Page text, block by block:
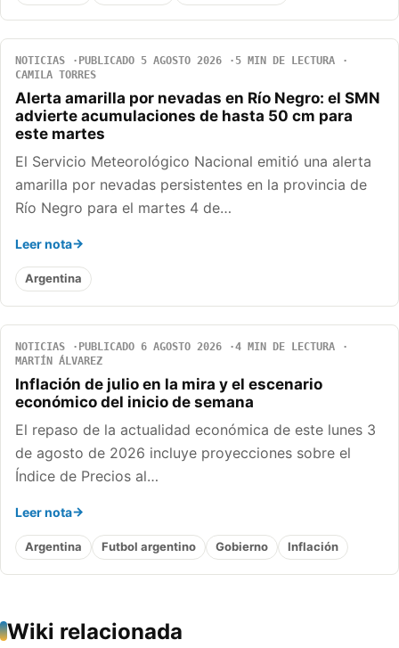
NOTICIAS PUBLICADO 5 AGOSTO 2026
5 MIN DE LECTURA
CAMILA TORRES
Alerta amarilla por nevadas en Río Negro: el SMN
advierte acumulaciones de hasta 50 cm para
este martes
El Servicio Meteorológico Nacional emitió una alerta
amarilla por nevadas persistentes en la provincia de
Río Negro para el martes 4 de…
Leer nota
Argentina
NOTICIAS PUBLICADO 6 AGOSTO 2026
4 MIN DE LECTURA
MARTÍN ÁLVAREZ
Inflación de julio en la mira y el escenario
económico del inicio de semana
El repaso de la actualidad económica de este lunes 3
de agosto de 2026 incluye proyecciones sobre el
Índice de Precios al…
Leer nota
Argentina Futbol argentino Gobierno Inflación
Wiki relacionada